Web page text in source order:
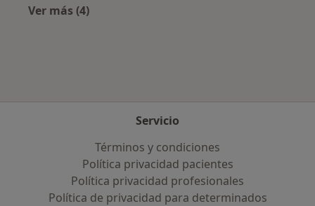
Ver más (4)
Servicio
Términos y condiciones
Política privacidad pacientes
Política privacidad profesionales
Política de privacidad para determinados